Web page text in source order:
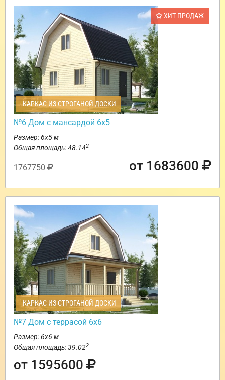
ХИТ ПРОДАЖ
КАРКАС ИЗ СТРОГАНОЙ ДОСКИ
№6 Дом с мансардой 6х5
Размер: 6х5 м
Общая площадь: 48.142
1767750 от 1683600
КАРКАС ИЗ СТРОГАНОЙ ДОСКИ
№7 Дом с террасой 6х6
Размер: 6х6 м
Общая площадь: 39.022
от 1595600